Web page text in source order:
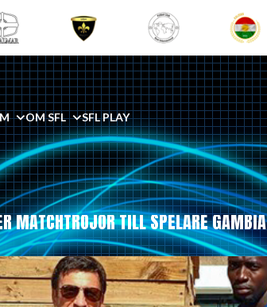
OM SFL SFL PLAY
MATCHTRÖJOR TILL SPELARE GAMBIA